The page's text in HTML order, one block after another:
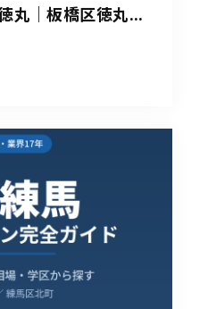
丸｜板橋区徳丸...